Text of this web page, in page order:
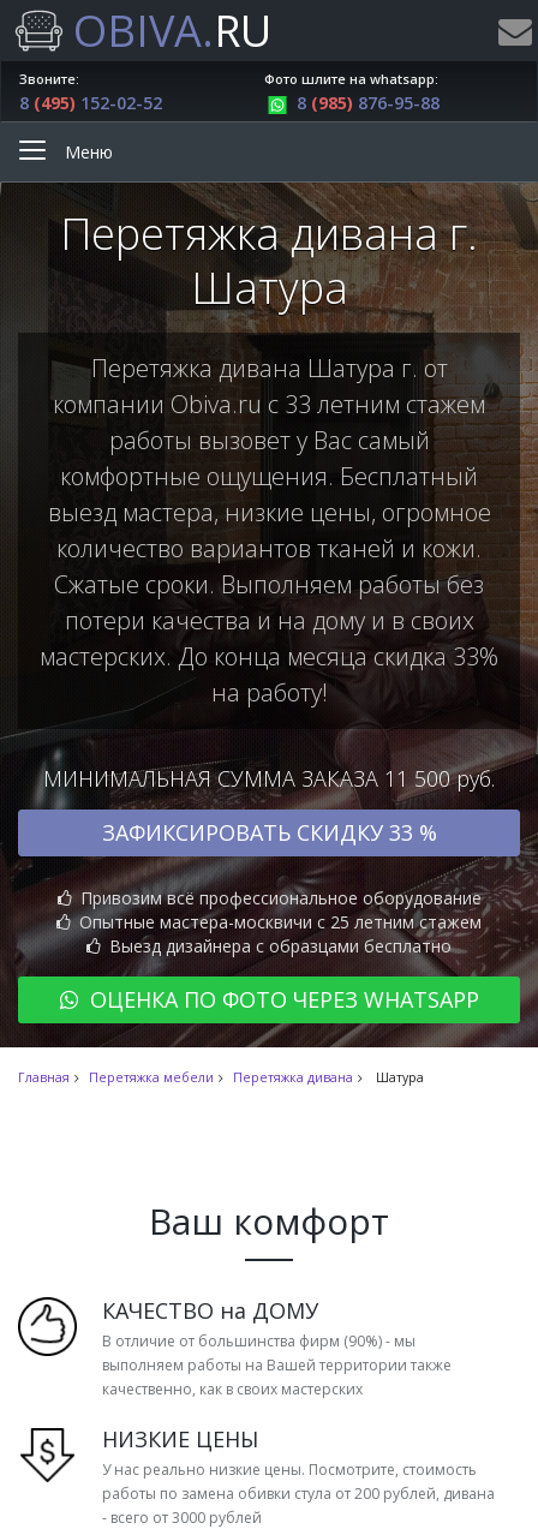
OBIVA.RU
Звоните:
8 (495) 152-02-52
Фото шлите на whatsapp:
8 (985) 876-95-88
Меню
Перетяжка дивана г.
Шатура
Перетяжка дивана Шатура г. от
компании Obiva.ru с 33 летним стажем
работы вызовет у Вас самый
комфортные ощущения. Бесплатный
выезд мастера, низкие цены, огромное
количество вариантов тканей и кожи.
Сжатые сроки. Выполняем работы без
потери качества и на дому и в своих
мастерских. До конца месяца скидка 33%
на работу!
МИНИМАЛЬНАЯ СУММА ЗАКАЗА 11 500 руб.
ЗАФИКСИРОВАТЬ СКИДКУ 33 %
Привозим всё профессиональное оборудование
Опытные мастера-москвичи с 25 летним стажем
Выезд дизайнера с образцами бесплатно
ОЦЕНКА ПО ФОТО ЧЕРЕЗ WHATSAPP
Главная Перетяжка мебели Перетяжка дивана Шатура
Ваш комфорт
КАЧЕСТВО на ДОМУ
В отличие от большинства фирм (90%) - мы
выполняем работы на Вашей территории также
качественно, как в своих мастерских
НИЗКИЕ ЦЕНЫ
У нас реально низкие цены. Посмотрите, стоимость
работы по замена обивки стула от 200 рублей, дивана
- всего от 3000 рублей